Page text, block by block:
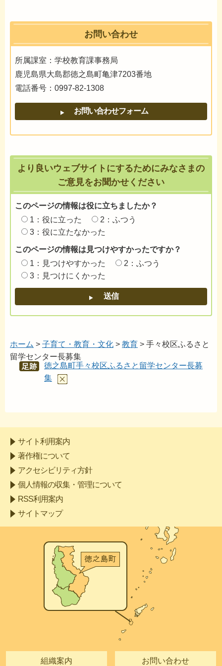
お問い合わせ
所属課室：学校教育課事務局
鹿児島県大島郡徳之島町亀津7203番地
電話番号：0997-82-1308
より良いウェブサイトにするためにみなさまの
ご意見をお聞かせください
このページの情報は役に立ちましたか？
1：役に立った
2：ふつう
3：役に立たなかった
このページの情報は見つけやすかったですか？
1：見つけやすかった
2：ふつう
3：見つけにくかった
ホーム > 子育て・教育・文化 > 教育 > 手々校区ふるさと
留学センター長募集
あし
徳之島町手々校区ふるさと留学センター長募
集
サイト利用案内
著作権について
アクセシビリティ方針
個人情報の収集・管理について
RSS利用案内
サイトマップ
組織案内 お問い合わせ